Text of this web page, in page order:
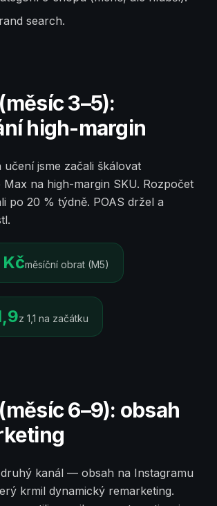
search.
3–5):
high-margin
učení jsme začali škálovat
na high-margin SKU. Rozpočet
po 20 % týdně. POAS držel a
Kčměsíční obrat (M5)
z 1,1 na začátku
6–9): obsah
druhý kanál — obsah na Instagramu
krmil dynamický remarketing.